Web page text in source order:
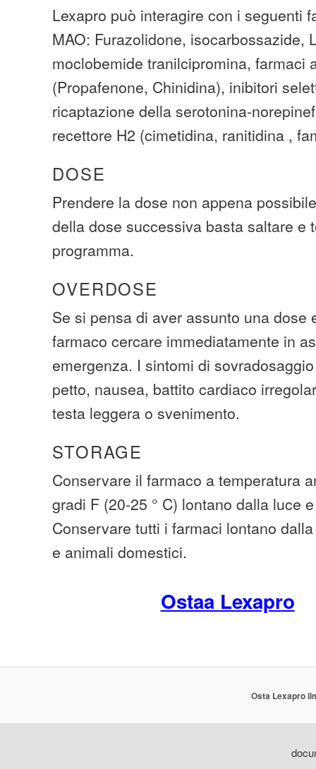
Lexapro può interagire con i seguenti
MAO: Furazolidone, isocarbossazide,
moclobemide tranilcipromina, farmaci
(Propafenone, Chinidina), inibitori
ricaptazione della serotonina-
recettore H2 (cimetidina, ranitidina ,
DOSE
Prendere la dose non appena
della dose successiva basta saltare e
programma.
OVERDOSE
Se si pensa di aver assunto una dose
farmaco cercare immediatamente in
emergenza. I sintomi di
petto, nausea, battito cardiaco
testa leggera o svenimento.
STORAGE
Conservare il farmaco a temperatura
gradi F (20-25 ° C) lontano dalla luce
Conservare tutti i farmaci lontano
e animali domestici.
Ostaa Lexapro
Osta Lexapro